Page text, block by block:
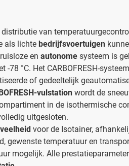
van
als lichte bedrijfsvoertuigen
en autonome systeem is
-78 °C. Het CARBOFRESH-
of gedeeltelijk
vulstation wordt de
in de isothermische
uitgesloten.
voor de Isotainer,
gewenste temperatuur en
mogelijk. Alle